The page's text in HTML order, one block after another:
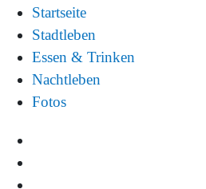
Startseite
Stadtleben
Essen & Trinken
Nachtleben
Fotos